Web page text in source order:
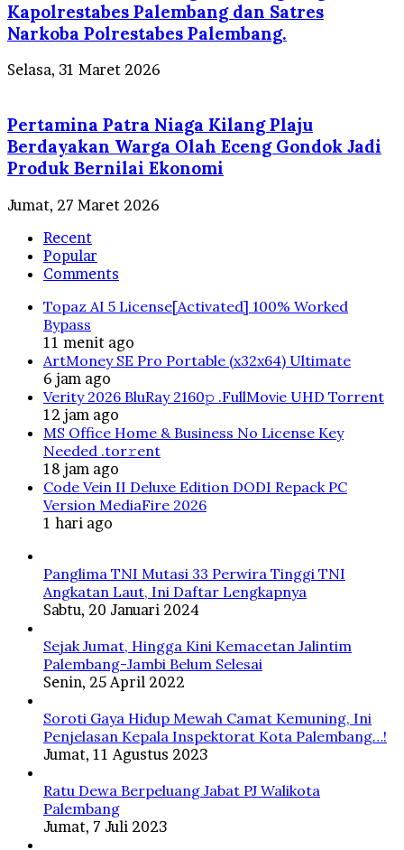
Kapolrestabes Palembang dan Satres
Narkoba Polrestabes Palembang.
Selasa, 31 Maret 2026
Pertamina Patra Niaga Kilang Plaju
Berdayakan Warga Olah Eceng Gondok Jadi
Produk Bernilai Ekonomi
Jumat, 27 Maret 2026
Recent
Popular
Comments
Topaz AI 5 License[Activated] 100% Worked
Bypass
11 menit ago
ArtMoney SE Pro Portable (x32x64) Ultimate
6 jam ago
Verity 2026 BluRay 2160𝚙 .FullMov𝗂e UHD Torrent
12 jam ago
MS Office Home & Business No License Key
Needed .tоr𝚛еnt
18 jam ago
Code Vein II Deluxe Edition DODI Repack PC
Version MediaFire 2026
1 hari ago
Panglima TNI Mutasi 33 Perwira Tinggi TNI
Angkatan Laut, Ini Daftar Lengkapnya
Sabtu, 20 Januari 2024
Sejak Jumat, Hingga Kini Kemacetan Jalintim
Palembang-Jambi Belum Selesai
Senin, 25 April 2022
Soroti Gaya Hidup Mewah Camat Kemuning, Ini
Penjelasan Kepala Inspektorat Kota Palembang…!
Jumat, 11 Agustus 2023
Ratu Dewa Berpeluang Jabat PJ Walikota
Palembang
Jumat, 7 Juli 2023